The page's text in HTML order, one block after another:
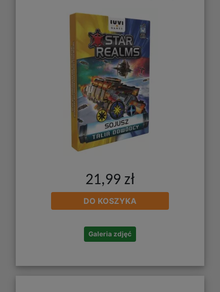
21,99 zł
DO KOSZYKA
Galeria zdjęć